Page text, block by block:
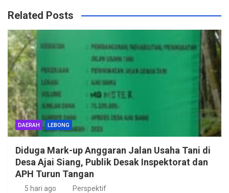
Related Posts
DAERAH LEBONG
Diduga Mark-up Anggaran Jalan Usaha Tani di
Desa Ajai Siang, Publik Desak Inspektorat dan
APH Turun Tangan
5 hari ago Perspektif